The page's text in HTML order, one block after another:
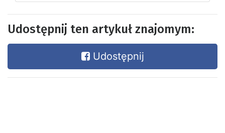
Udostępnij ten artykuł znajomym:
Udostępnij